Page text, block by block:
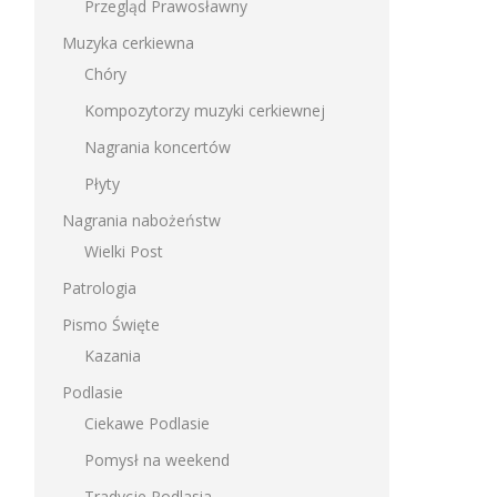
Przegląd Prawosławny
Muzyka cerkiewna
Chóry
Kompozytorzy muzyki cerkiewnej
Nagrania koncertów
Płyty
Nagrania nabożeństw
Wielki Post
Patrologia
Pismo Święte
Kazania
Podlasie
Ciekawe Podlasie
Pomysł na weekend